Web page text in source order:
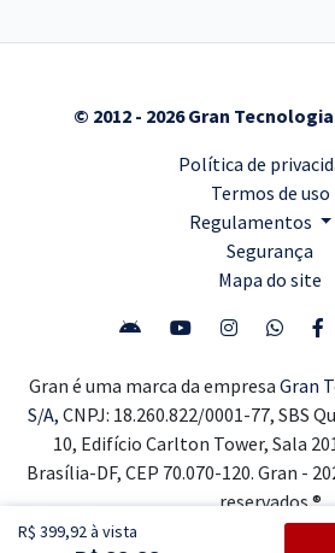
R$ 399,92 à vista
© 2012 - 2026 Gran
Política de
Termos de uso
Regulamentos
Segurança
Mapa do site
Gran é uma marca da empresa Gran
S/A, CNPJ: 18.260.822/0001-77, SBS
10, Edifício Carlton Tower, Sala
Brasília-DF, CEP 70.070-120. Gran -
reservados ®